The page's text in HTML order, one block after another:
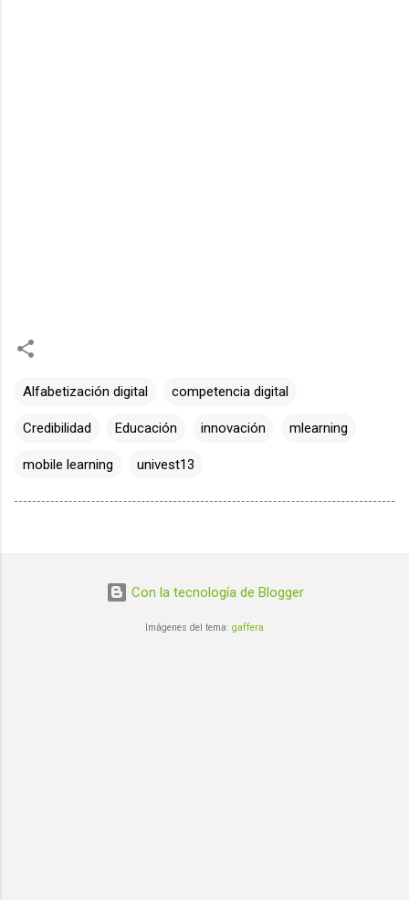
Alfabetización digital competencia digital
Credibilidad Educación innovación mlearning
mobile learning univest13
Con la tecnología de Blogger
Imágenes del tema: gaffera